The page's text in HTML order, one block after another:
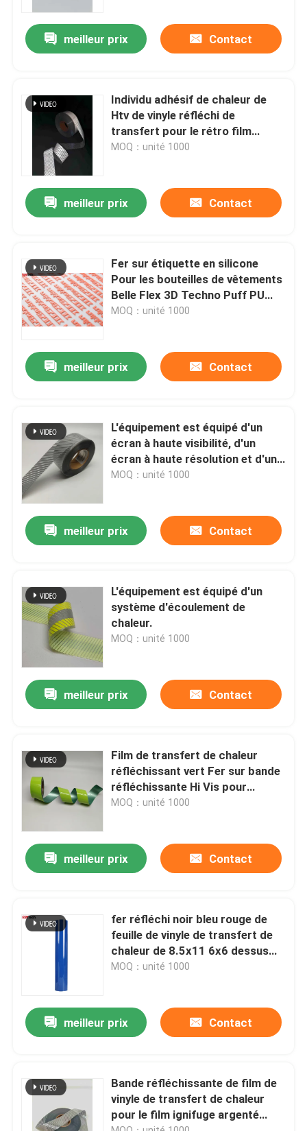
Produits
Visite d'usine
Contact
nouvelles
Tous les cas
Demande de soumission
tissu réfléchi
meilleur prix Contact
Individu adhésif de chaleur de
Htv de vinyle réfléchi de
transfert pour le rétro film
d'habillement
MOQ：unité 1000
meilleur prix Contact
Fer sur étiquette en silicone
Pour les bouteilles de vêtements
Belle Flex 3D Techno Puff PU
Press à chaleur
MOQ：unité 1000
meilleur prix Contact
L'équipement est équipé d'un
écran à haute visibilité, d'un
écran à haute résolution et d'un
écran à haute résolution.
MOQ：unité 1000
meilleur prix Contact
L'équipement est équipé d'un
système d'écoulement de
chaleur.
MOQ：unité 1000
meilleur prix Contact
Film de transfert de chaleur
réfléchissant vert Fer sur bande
réfléchissante Hi Vis pour
vêtements Presses à chaleur
MOQ：unité 1000
meilleur prix Contact
fer réfléchi noir bleu rouge de
feuille de vinyle de transfert de
chaleur de 8.5x11 6x6 dessus
pour l'habillement de vétérinaire
MOQ：unité 1000
meilleur prix Contact
Bande réfléchissante de film de
vinyle de transfert de chaleur
pour le film ignifuge argenté